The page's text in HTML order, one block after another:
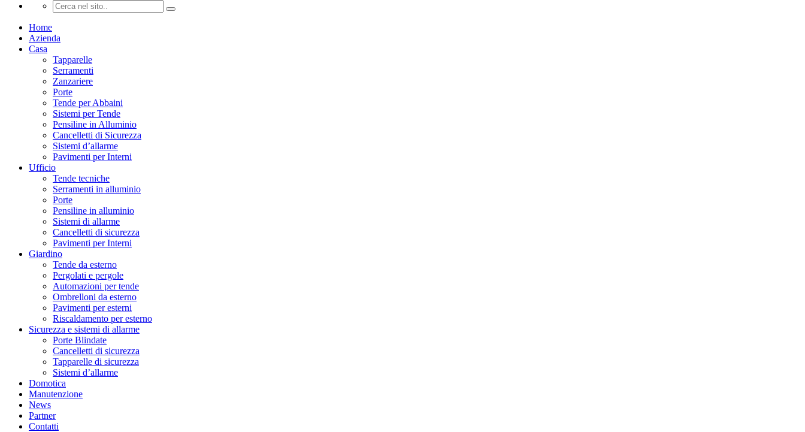
Home
Azienda
Casa
Tapparelle
Serramenti
Zanzariere
Porte
Tende per Abbaini
Sistemi per Tende
Pensiline in Alluminio
Cancelletti di Sicurezza
Sistemi d’allarme
Pavimenti per Interni
Ufficio
Tende tecniche
Serramenti in alluminio
Porte
Pensiline in alluminio
Sistemi di allarme
Cancelletti di sicurezza
Pavimenti per Interni
Giardino
Tende da esterno
Pergolati e pergole
Automazioni per tende
Ombrelloni da esterno
Pavimenti per esterni
Riscaldamento per esterno
Sicurezza e sistemi di allarme
Porte Blindate
Cancelletti di sicurezza
Tapparelle di sicurezza
Sistemi d’allarme
Domotica
Manutenzione
News
Partner
Contatti